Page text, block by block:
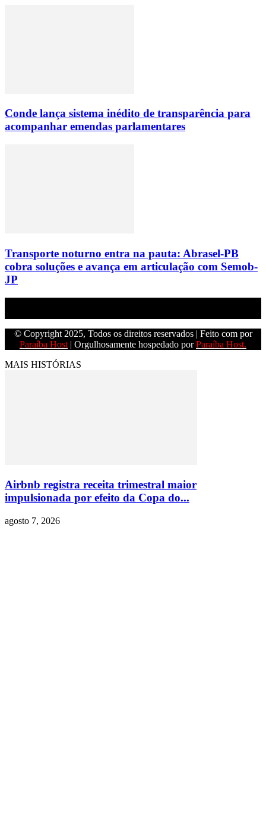
Conde lança sistema inédito de transparência para
acompanhar emendas parlamentares
Transporte noturno entra na pauta: Abrasel-PB
cobra soluções e avança em articulação com Semob-
JP
© Copyright 2025, Todos os direitos reservados | Feito com por
Paraíba Host | Orgulhosamente hospedado porParaíba Host.
MAIS HISTÓRIAS
Airbnb registra receita trimestral maior
impulsionada por efeito da Copa do...
agosto 7, 2026